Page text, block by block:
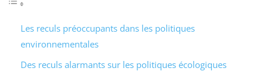
Les reculs préoccupants dans les politiques
environnementales
Des reculs alarmants sur les politiques écologiques